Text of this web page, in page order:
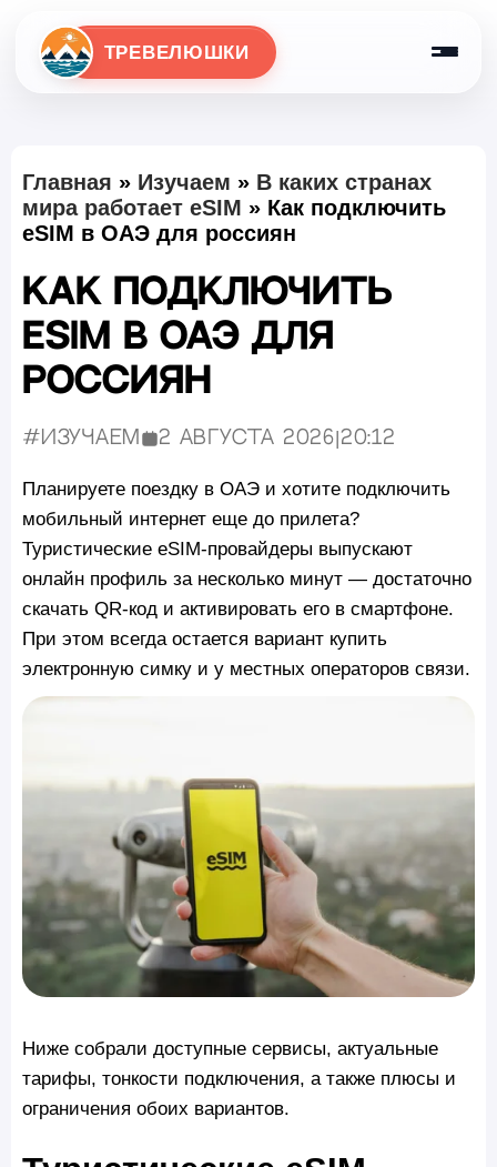
ТРЕВЕЛЮШКИ
Главная » Изучаем » В каких странах
мира работает eSIM » Как подключить
eSIM в ОАЭ для россиян
Как подключить
eSIM в ОАЭ для
россиян
#Изучаем Опубликовано:
2 августа 2026 20:12
Планируете поездку в ОАЭ и хотите подключить
мобильный интернет еще до прилета?
Туристические eSIM-провайдеры выпускают
онлайн профиль за несколько минут — достаточно
скачать QR-код и активировать его в смартфоне.
При этом всегда остается вариант купить
электронную симку и у местных операторов связи.
Ниже собрали доступные сервисы, актуальные
тарифы, тонкости подключения, а также плюсы и
ограничения обоих вариантов.